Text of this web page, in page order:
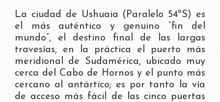
La ciudad de Ushuaia (Paralelo 54ºS) es
el más auténtico y genuino “fin del
mundo”, el destino final de las largas
travesías, en la práctica el puerto más
meridional de Sudamérica, ubicado muy
cerca del Cabo de Hornos y el punto más
cercano al antártico; es por tanto la vía
de acceso más fácil de las cinco puertas